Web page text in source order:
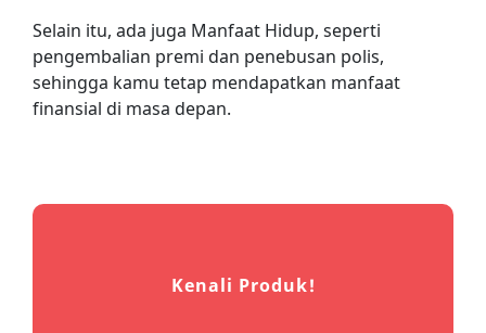
Selain itu, ada juga Manfaat Hidup, seperti
pengembalian premi dan penebusan polis,
sehingga kamu tetap mendapatkan manfaat
finansial di masa depan.
Kenali Produk!